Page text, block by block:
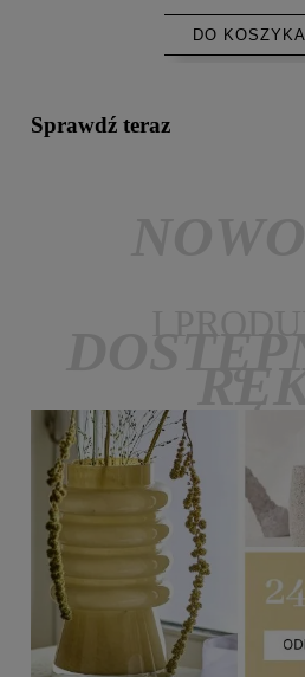
DO KOSZYKA
Sprawdź teraz